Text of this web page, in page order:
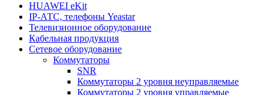
HUAWEI eKit
IP-АТС, телефоны Yeastar
Телевизионное оборудование
Кабельная продукция
Сетевое оборудование
Коммутаторы
SNR
Коммутаторы 2 уровня неуправляемые
Коммутаторы 2 уровня управляемые